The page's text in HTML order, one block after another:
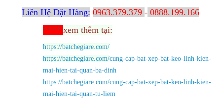
Liên Hệ Đặt Hàng: 0963.379.379 - 0888.199.166
**** xem thêm tại:
https://batchegiare.com/
https://batchegiare.com/cung-cap-bat-xep-bat-keo-linh-kien-
mai-hien-tai-quan-ba-dinh
https://batchegiare.com/cung-cap-bat-xep-bat-keo-linh-kien-
mai-hien-tai-quan-tu-liem